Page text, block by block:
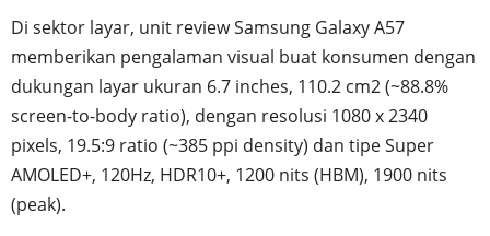
Di sektor layar, unit review Samsung Galaxy A57
memberikan pengalaman visual buat konsumen dengan
dukungan layar ukuran 6.7 inches, 110.2 cm2 (~88.8%
screen-to-body ratio), dengan resolusi 1080 x 2340
pixels, 19.5:9 ratio (~385 ppi density) dan tipe Super
AMOLED+, 120Hz, HDR10+, 1200 nits (HBM), 1900 nits
(peak).